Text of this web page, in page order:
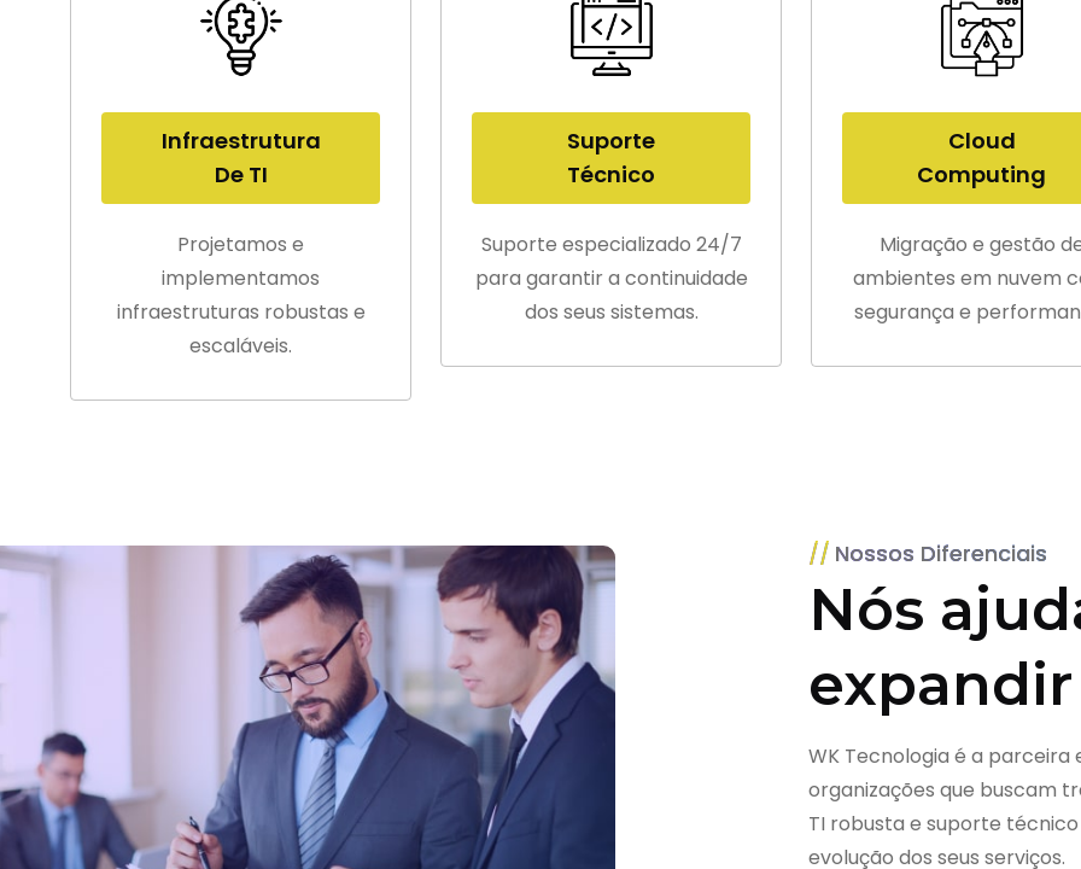
Infraestrutura
De TI
Projetamos e
implementamos
infraestruturas robustas e
escaláveis.
Suporte
Técnico
Suporte especializado 24/7
para garantir a continuidade
dos seus sistemas.
Cloud
Computing
Migração e gestão
ambientes em nuvem
segurança e
Nossos Diferenciais
Nós
WK Tecnologia é a
organizações que buscam
TI robusta e suporte
evolução dos seus serviços.